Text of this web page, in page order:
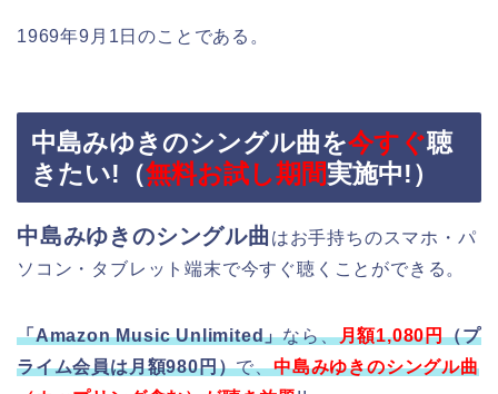
1969年9月1日のことである。
中島みゆきのシングル曲を今すぐ聴
きたい!（無料お試し期間実施中!）
中島みゆきのシングル曲 はお手持ちのスマホ・パ
ソコン・タブレット端末で今すぐ聴くことができる。
「Amazon Music Unlimited」なら、月額1,080円（プ
ライム会員は月額980円）で、中島みゆきのシングル曲